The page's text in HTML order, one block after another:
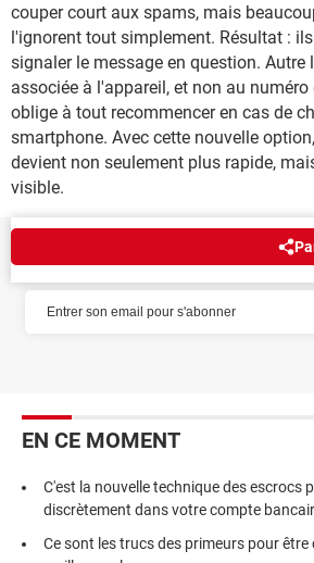
couper court aux spams, mais
l'ignorent tout simplement. Résultat :
signaler le message en question.
associée à l'appareil, et non au numéro
oblige à tout recommencer en cas de
smartphone. Avec cette nouvelle
devient non seulement plus rapide,
visible.
NEWSLETTER
EN CE MOMENT
C'est la nouvelle technique des escrocs
discrètement dans votre compte
Ce sont les trucs des primeurs pour être